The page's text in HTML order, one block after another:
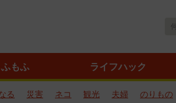
ふもふ ライフハック
る 災害 ネコ 観光 夫婦 のりもの